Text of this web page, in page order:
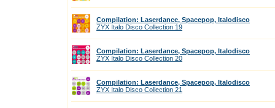
Compilation: Laserdance, Spacepop, Italodisco
ZYX Italo Disco Collection 19
Compilation: Laserdance, Spacepop, Italodisco
ZYX Italo Disco Collection 20
Compilation: Laserdance, Spacepop, Italodisco
ZYX Italo Disco Collection 21